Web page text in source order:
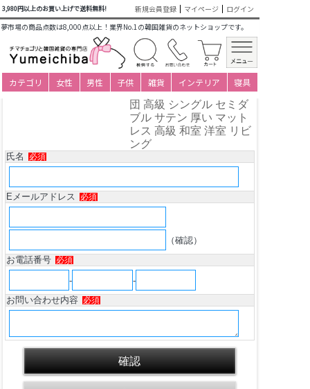
3,980円以上のお買い上げで送料無料! 新規会員登録 マイページ
ログイン
夢市場の商品点数は8,000点以上！業界No.1の韓国雑貨のネットショップです。
カテゴリ 女性 男性 子供 雑貨 インテリア 寝具
商品についてのお問い合わせ
韓国ドラマの王座の布団
ポリョセット チョントン
ポリョセット 敷布団 レ
トロ 安い 寝具 王妃の布
団 大きな座布団 長座布
団 高級 シングル セミダ
ブル サテン 厚い マット
レス 高級 和室 洋室 リビ
ング
氏名 必須
Eメールアドレス 必須
（確認）
お電話番号
必須
-
-
お問い合わせ内容
必須